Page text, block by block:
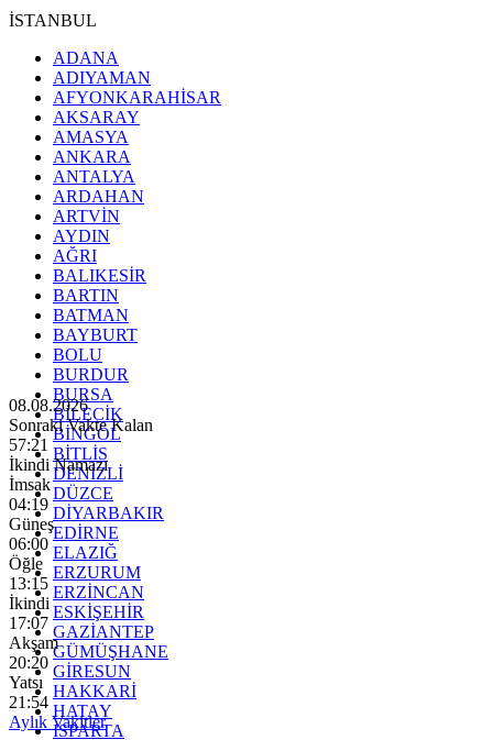
İSTANBUL
ADANA
ADIYAMAN
AFYONKARAHİSAR
AKSARAY
AMASYA
ANKARA
ANTALYA
ARDAHAN
ARTVİN
AYDIN
AĞRI
BALIKESİR
BARTIN
BATMAN
BAYBURT
BOLU
BURDUR
BURSA
BİLECİK
BİNGÖL
BİTLİS
DENİZLİ
DÜZCE
DİYARBAKIR
EDİRNE
ELAZIĞ
ERZURUM
ERZİNCAN
ESKİŞEHİR
GAZİANTEP
GÜMÜŞHANE
GİRESUN
HAKKARİ
HATAY
ISPARTA
08.08.2026
Sonraki Vakte Kalan
57:19
İkindi Namazı
İmsak
04:19
Güneş
06:00
Öğle
13:15
İkindi
17:07
Akşam
20:20
Yatsı
21:54
Aylık Vakitler